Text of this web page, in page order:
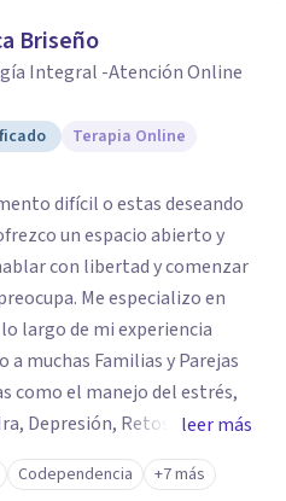
Briseño
Integral -Atención Online
Terapia Online
difícil o estas deseando
un espacio abierto y
con libertad y comenzar
en
largo de mi experiencia
muchas Familias y Parejas
como el manejo del estrés,
Depresión, Retos en la
entre otros. Cuento con
en el área de la Salud
leer más
Codependencia +7 más